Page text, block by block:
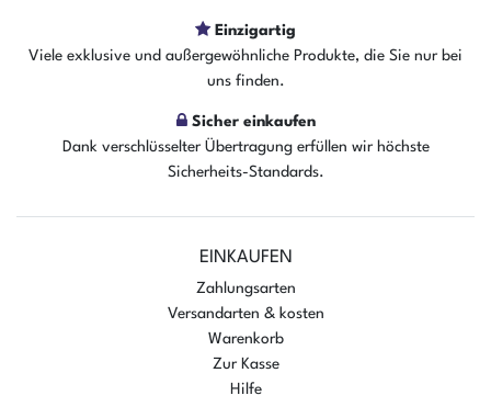
Einzigartig
Viele exklusive und außergewöhnliche Produkte, die Sie nur bei
uns finden.
Sicher einkaufen
Dank verschlüsselter Übertragung erfüllen wir höchste
Sicherheits-Standards.
EINKAUFEN
Zahlungsarten
Versandarten & kosten
Warenkorb
Zur Kasse
Hilfe